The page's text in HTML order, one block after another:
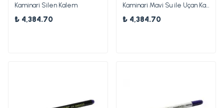
Kaminari Silen Kalem
₺ 4,384.70
Kaminari Mavi Su ile Uçan Kalem
₺ 4,384.70